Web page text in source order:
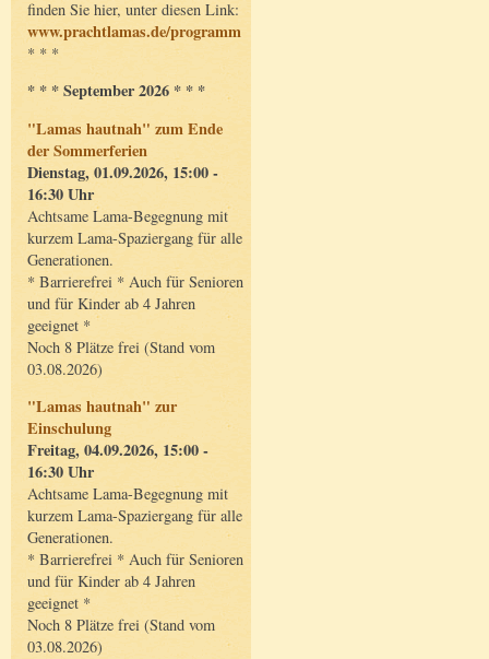
finden Sie hier, unter diesen Link:
www.prachtlamas.de/programm
* * *
* * * September 2026 * * *
"Lamas hautnah" zum Ende
der Sommerferien
Dienstag, 01.09.2026, 15:00 -
16:30 Uhr
Achtsame Lama-Begegnung mit
kurzem Lama-Spaziergang für alle
Generationen.
* Barrierefrei * Auch für Senioren
und für Kinder ab 4 Jahren
geeignet *
Noch 8 Plätze frei (Stand vom
03.08.2026)
"Lamas hautnah" zur
Einschulung
Freitag, 04.09.2026, 15:00 -
16:30 Uhr
Achtsame Lama-Begegnung mit
kurzem Lama-Spaziergang für alle
Generationen.
* Barrierefrei * Auch für Senioren
und für Kinder ab 4 Jahren
geeignet *
Noch 8 Plätze frei (Stand vom
03.08.2026)